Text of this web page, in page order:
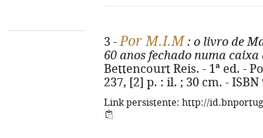
3 -Por M.I.M : o livro de
60 anos fechado numa caixa
Bettencourt Reis. - 1ª ed. -
237, [2] p. : il. ; 30 cm. - ISBN
Link persistente: http://